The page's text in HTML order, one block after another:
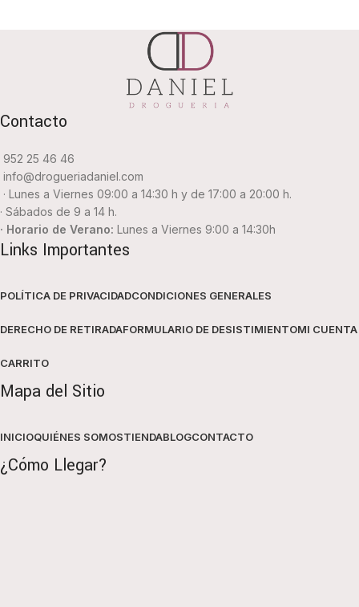
Contacto
952 25 46 46
info@drogueriadaniel.com
· Lunes a Viernes 09:00 a 14:30 h y de 17:00 a 20:00 h.
· Sábados de 9 a 14 h.
· Horario de Verano: Lunes a Viernes 9:00 a 14:30h
Links Importantes
POLÍTICA DE PRIVACIDADCONDICIONES GENERALES
DERECHO DE RETIRADAFORMULARIO DE DESISTIMIENTOMI CUENTA
CARRITO
Mapa del Sitio
INICIOQUIÉNES SOMOSTIENDABLOGCONTACTO
¿Cómo Llegar?